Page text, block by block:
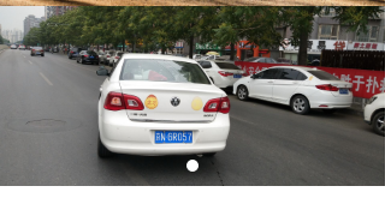
陪练车型